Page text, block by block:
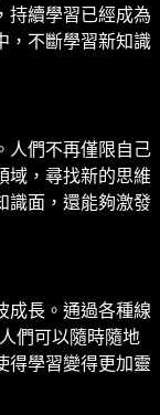
持續學習已經成為
，不斷學習新知識
人們不再僅限自己
域，尋找新的思維
識面，還能夠激發
成長。通過各種線
們可以隨時隨地
得學習變得更加靈